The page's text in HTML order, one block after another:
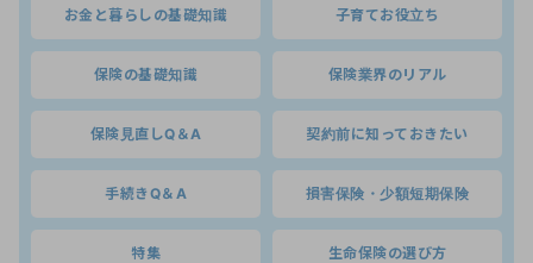
お金と暮らしの基礎知識 子育てお役立ち
保険の基礎知識 保険業界のリアル
保険見直しQ＆A 契約前に知っておきたい
手続きQ＆A 損害保険・少額短期保険
特集 生命保険の選び方